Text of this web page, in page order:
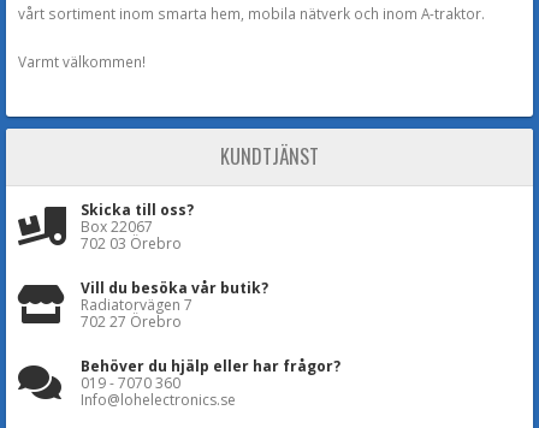
vårt sortiment inom smarta hem, mobila nätverk och inom A-traktor.
Varmt välkommen!
KUNDTJÄNST
Skicka till oss?
Box 22067
702 03 Örebro
Vill du besöka vår butik?
Radiatorvägen 7
702 27 Örebro
Behöver du hjälp eller har frågor?
019 - 7070 360
Info@lohelectronics.se